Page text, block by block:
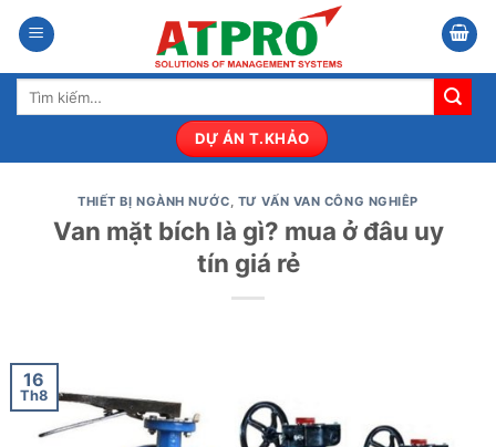
qua
nội
dung
Tìm
DỰ ÁN T.KHẢO
THIẾT BỊ NGÀNH NƯỚC, TƯ VẤN VAN CÔNG NGHIÊP
Van mặt bích là gì? mua ở đâu uy
tín giá rẻ
16
Th8